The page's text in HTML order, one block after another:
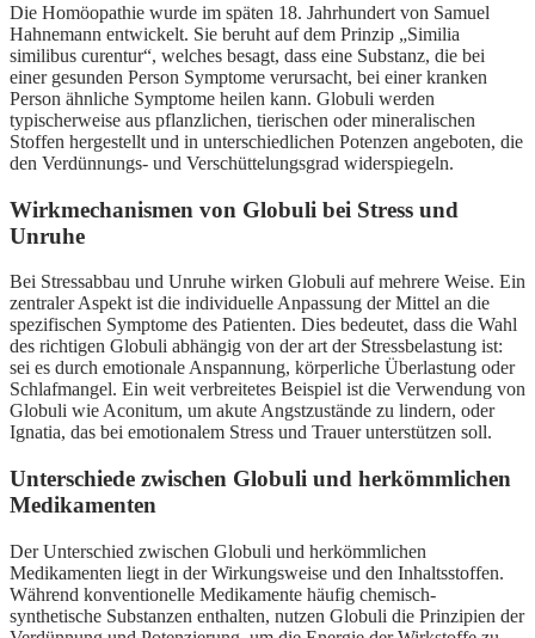
Die Homöopathie wurde im späten 18. Jahrhundert von Samuel
Hahnemann entwickelt. Sie beruht auf dem Prinzip „Similia
similibus curentur“, welches besagt, dass eine Substanz, die bei
einer gesunden Person Symptome verursacht, bei einer kranken
Person ähnliche Symptome heilen kann. Globuli werden
typischerweise aus pflanzlichen, tierischen oder mineralischen
Stoffen hergestellt und in unterschiedlichen Potenzen angeboten, die
den Verdünnungs- und Verschüttelungsgrad widerspiegeln.
Wirkmechanismen von Globuli bei Stress und
Unruhe
Bei Stressabbau und Unruhe wirken Globuli auf mehrere Weise. Ein
zentraler Aspekt ist die individuelle Anpassung der Mittel an die
spezifischen Symptome des Patienten. Dies bedeutet, dass die Wahl
des richtigen Globuli abhängig von der art der Stressbelastung ist:
sei es durch emotionale Anspannung, körperliche Überlastung oder
Schlafmangel. Ein weit verbreitetes Beispiel ist die Verwendung von
Globuli wie Aconitum, um akute Angstzustände zu lindern, oder
Ignatia, das bei emotionalem Stress und Trauer unterstützen soll.
Unterschiede zwischen Globuli und herkömmlichen
Medikamenten
Der Unterschied zwischen Globuli und herkömmlichen
Medikamenten liegt in der Wirkungsweise und den Inhaltsstoffen.
Während konventionelle Medikamente häufig chemisch-
synthetische Substanzen enthalten, nutzen Globuli die Prinzipien der